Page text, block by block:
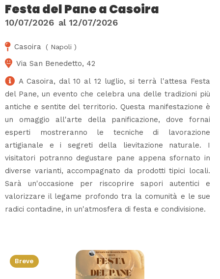
Festa del Pane a Casoira
10/07/2026 al 12/07/2026
Casoira ( Napoli )
Via San Benedetto, 42
A Casoira, dal 10 al 12 luglio, si terrà l'attesa Festa
del Pane, un evento che celebra una delle tradizioni più
antiche e sentite del territorio. Questa manifestazione è
un omaggio all'arte della panificazione, dove fornai
esperti mostreranno le tecniche di lavorazione
artigianale e i segreti della lievitazione naturale. I
visitatori potranno degustare pane appena sfornato in
diverse varianti, accompagnato da prodotti tipici locali.
Sarà un'occasione per riscoprire sapori autentici e
valorizzare il legame profondo tra la comunità e le sue
radici contadine, in un'atmosfera di festa e condivisione.
Breve